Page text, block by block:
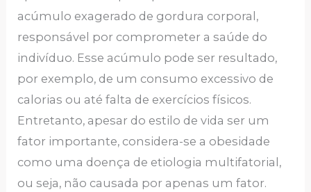
acúmulo exagerado de gordura corporal,
responsável por comprometer a saúde do
indivíduo. Esse acúmulo pode ser resultado,
por exemplo, de um consumo excessivo de
calorias ou até falta de exercícios físicos.
Entretanto, apesar do estilo de vida ser um
fator importante, considera-se a obesidade
como uma doença de etiologia multifatorial,
ou seja, não causada por apenas um fator.